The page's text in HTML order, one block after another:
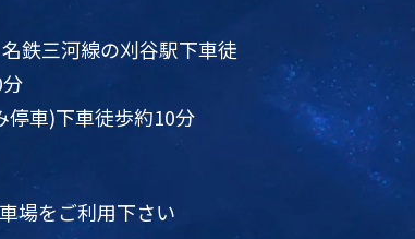
鉄三河線の刈谷駅下車徒
車)下車徒歩約10分
場をご利用下さい